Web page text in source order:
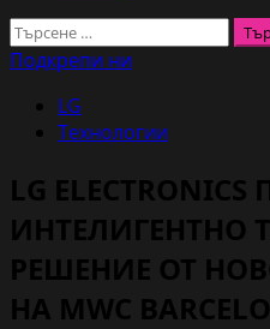
Търсене
за:
Подкрепи ни
LG
Технологии
LG
ИНТЕЛИГЕНТНО
РЕШЕНИЕ ОТ
НА MWC